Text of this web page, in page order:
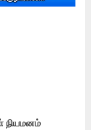
நியமனம்